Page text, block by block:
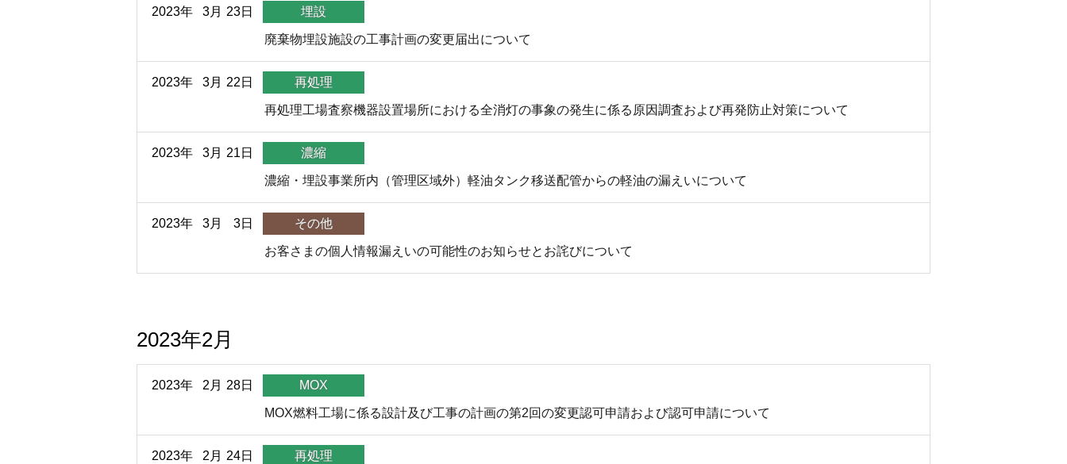
2023年 3月 23日 埋設
廃棄物埋設施設の工事計画の変更届出について
2023年 3月 22日 再処理
再処理工場査察機器設置場所における全消灯の事象の発生に係る原因調査および再発防止対策について
2023年 3月 21日 濃縮
濃縮・埋設事業所内（管理区域外）軽油タンク移送配管からの軽油の漏えいについて
2023年 3月 3日 その他
お客さまの個人情報漏えいの可能性のお知らせとお詫びについて
2023年2月
2023年 2月 28日 MOX
MOX燃料工場に係る設計及び工事の計画の第2回の変更認可申請および認可申請について
2023年 2月 24日 再処理